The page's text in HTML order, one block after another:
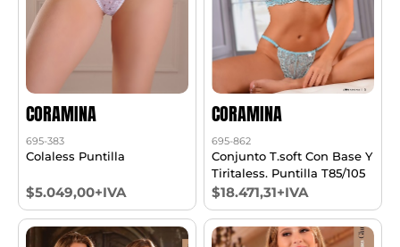
CORAMINA
695-383
Colaless Puntilla
$5.049,00+IVA
CORAMINA
695-862
Conjunto T.soft Con Base Y
Tiritaless. Puntilla T85/105
$18.471,31+IVA